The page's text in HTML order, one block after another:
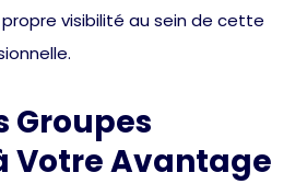
visibilité au sein de cette
Groupes
Votre Avantage